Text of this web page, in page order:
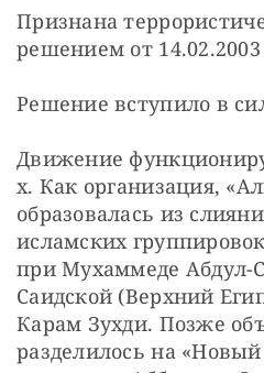
Признана
решением от
Решение вступило в
Движение
х. Как организация,
образовалась из
исламских
при Мухаммеде Абдул-
Саидской (Верхний
Карам Зухди. Позже
разделилось на